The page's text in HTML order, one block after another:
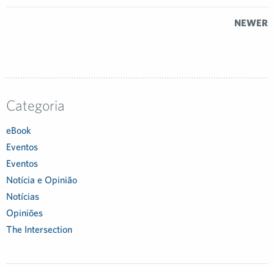
NEWER
Categoria
eBook
Eventos
Eventos
Notícia e Opinião
Notícias
Opiniões
The Intersection